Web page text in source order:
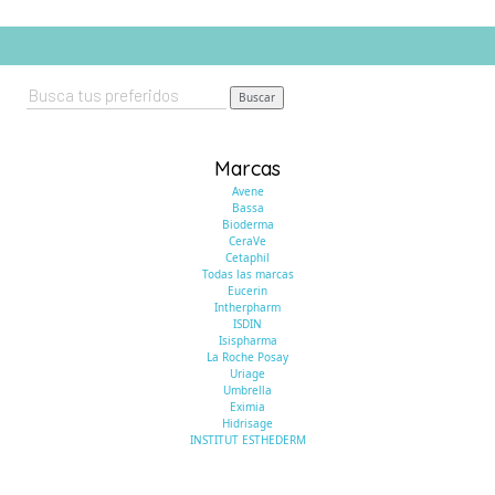
Buscar
Marcas
Avene
Bassa
Bioderma
CeraVe
Cetaphil
Todas las marcas
Eucerin
Intherpharm
ISDIN
Isispharma
La Roche Posay
Uriage
Umbrella
Eximia
Hidrisage
INSTITUT ESTHEDERM